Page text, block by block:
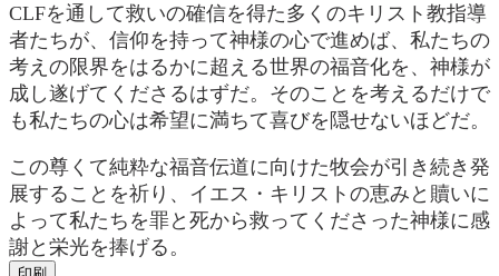
CLFを通して救いの確信を得た多くのキリスト教指導
者たちが、信仰を持って神様の心で進めば、私たちの
考えの限界をはるかに超える世界の福音化を、神様が
成し遂げてくださるはずだ。そのことを考えるだけで
も私たちの心は希望に満ちて喜びを隠せないほどだ。
この尊くて純粋な福音伝道に向けた牧会が引き続き発
展することを祈り、イエス・キリストの恵みと贖いに
よって私たちを罪と死から救ってくださった神様に感
謝と栄光を捧げる。